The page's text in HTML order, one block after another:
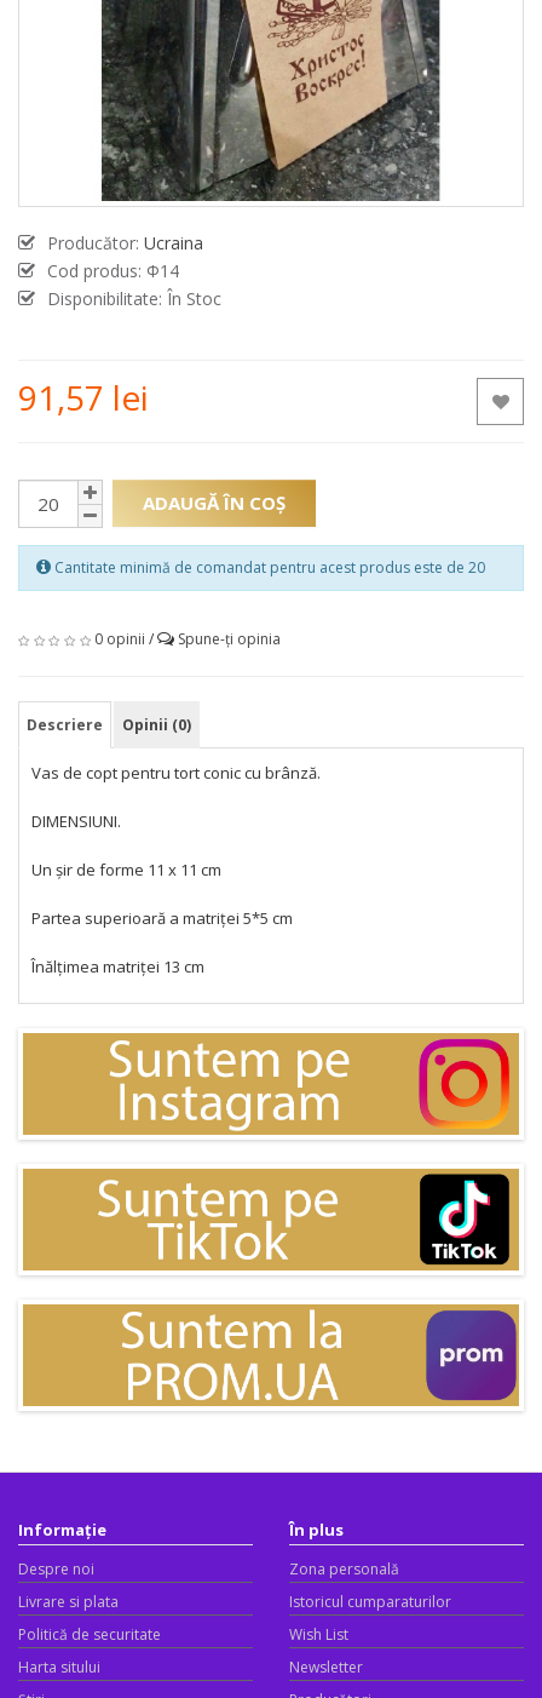
Producător: Ucraina
Cod produs: Ф14
Disponibilitate: În Stoc
91,57 lei
ADAUGĂ ÎN COŞ
Cantitate minimă de comandat pentru acest produs este de 20
0 opinii / Spune-ţi opinia
Descriere Opinii (0)
Vas de copt pentru tort conic cu brânză.
DIMENSIUNI.
Un șir de forme 11 x 11 cm
Partea superioară a matriței 5*5 cm
Înălțimea matriței 13 cm
Informație
Despre noi
Livrare si plata
Politică de securitate
Harta sitului
În plus
Zona personală
Istoricul cumparaturilor
Wish List
Newsletter